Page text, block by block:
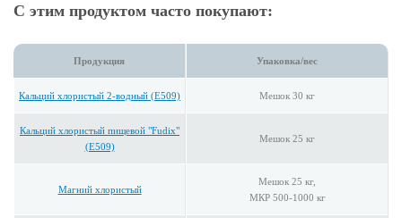
С этим продуктом часто покупают:
Продукция Упаковка/вес
Кальций хлористый 2-водный (E509) Мешок 30 кг
Кальций хлористый пищевой "Fudix"
(E509)
Мешок 25 кг
Магний хлористый
Мешок 25 кг,
МКР 500-1000 кг